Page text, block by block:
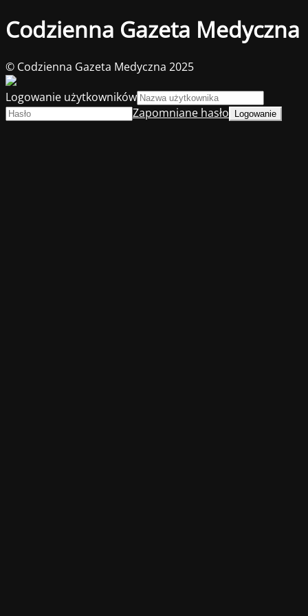
Codzienna Gazeta Medyczna
© Codzienna Gazeta Medyczna 2025
Logowanie użytkowników
Zapomniane hasło